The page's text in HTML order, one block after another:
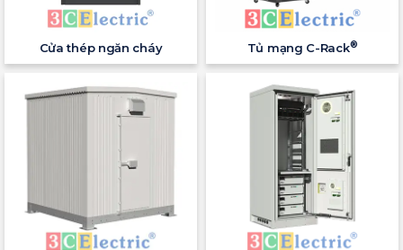
Cửa thép ngăn cháy Tủ mạng C-Rack®